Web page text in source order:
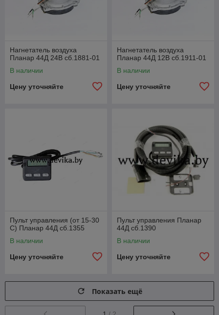
Нагнетатель воздуха
Планар 44Д 24В сб.1881-01
В наличии
Цену уточняйте
Нагнетатель воздуха
Планар 44Д 12В сб.1911-01
В наличии
Цену уточняйте
Пульт управления (от 15-30
С) Планар 44Д сб.1355
В наличии
Цену уточняйте
Пульт управления Планар
44Д сб.1390
В наличии
Цену уточняйте
Показать ещё